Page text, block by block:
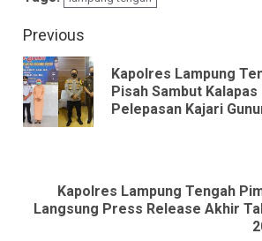
Continue
Reading
Previous
Kapolres Lampung
Pisah Sambut Kalapas
Pelepasan Kajari
Next
Kapolres Lampung Tengah
Langsung Press Release Akhir